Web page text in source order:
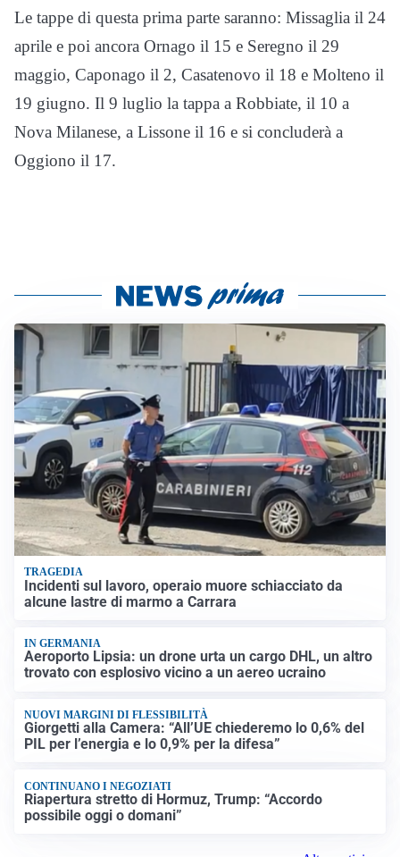
Le tappe di questa prima parte saranno: Missaglia il 24
aprile e poi ancora Ornago il 15 e Seregno il 29
maggio, Caponago il 2, Casatenovo il 18 e Molteno il
19 giugno. Il 9 luglio la tappa a Robbiate, il 10 a
Nova Milanese, a Lissone il 16 e si concluderà a
Oggiono il 17.
TRAGEDIA
Incidenti sul lavoro, operaio muore schiacciato da
alcune lastre di marmo a Carrara
IN GERMANIA
Aeroporto Lipsia: un drone urta un cargo DHL, un altro
trovato con esplosivo vicino a un aereo ucraino
NUOVI MARGINI DI FLESSIBILITÀ
Giorgetti alla Camera: “All’UE chiederemo lo 0,6% del
PIL per l’energia e lo 0,9% per la difesa”
CONTINUANO I NEGOZIATI
Riapertura stretto di Hormuz, Trump: “Accordo
possibile oggi o domani”